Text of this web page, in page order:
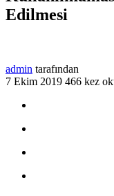
Edilmesi
admin tarafından
7 Ekim 2019 466 kez